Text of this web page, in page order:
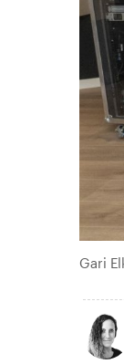
Gari